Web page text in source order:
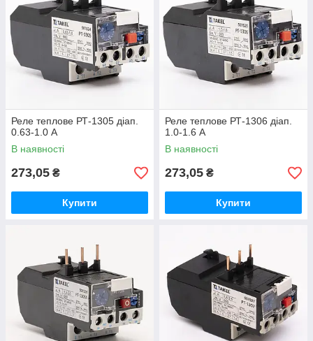
Реле теплове РТ-1305 діап.
0.63-1.0 А
В наявності
273,05 ₴
Купити
Реле теплове РТ-1306 діап.
1.0-1.6 А
В наявності
273,05 ₴
Купити